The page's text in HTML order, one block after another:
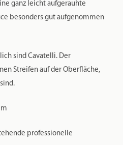
ganz leicht aufgerauhte
besonders gut aufgenommen
sind Cavatelli. Der
Streifen auf der Oberfläche,
professionelle